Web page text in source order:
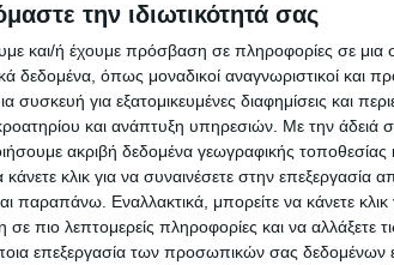
την ιδιωτικότητά σας
και/ή έχουμε πρόσβαση σε πληροφορίες σε
δεδομένα, όπως μοναδικοί αναγνωριστικοί και
για εξατομικευμένες διαφημίσεις και
και ανάπτυξη υπηρεσιών. Με την άδειά
ακριβή δεδομένα γεωγραφικής τοποθεσίας
κλικ για να συναινέσετε στην επεξεργασία
παραπάνω. Εναλλακτικά, μπορείτε να κάνετε κλικ
πιο λεπτομερείς πληροφορίες και να αλλάξετε
επεξεργασία των προσωπικών σας δεδομένων
δράση απέναντι στο
και ρόδινο σκουλήκι με το
της Adama
φυτοπροστασία αποτελεί
για τη διασφάλιση της
κα...
η τρίτη πτήση του
Το
τις